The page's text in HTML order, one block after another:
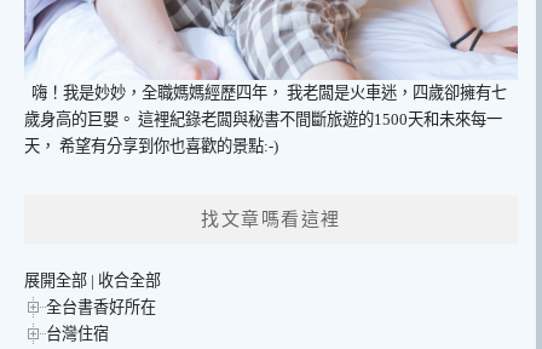
嗨！我是妙妙，全職媽媽經歷四年， 我老闆是火車迷，四歲卻擁有七
歲身高的巨嬰。 這裡紀錄老闆與秘書不間斷旅遊的1500天和未來每一
天， 希望有分享到你也喜歡的景點:-)
找文章嗎看這裡
展開全部 | 收合全部
全台書香好所在
台灣住宿